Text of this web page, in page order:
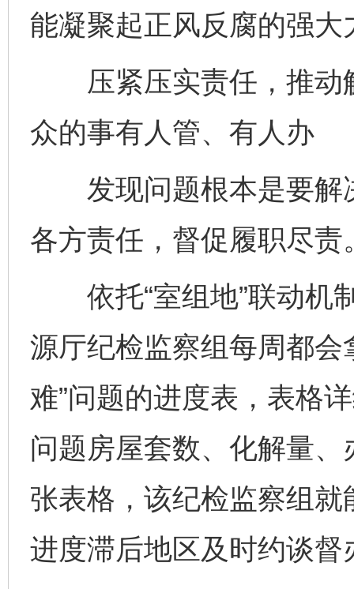
能凝聚起正风反腐的强大
压紧压实责任，推动
众的事有人管、有人办
发现问题根本是要解
各方责任，督促履职尽责
依托“室组地”联动机
源厅纪检监察组每周都会
难”问题的进度表，表格
问题房屋套数、化解量
张表格，该纪检监察组
进度滞后地区及时约谈